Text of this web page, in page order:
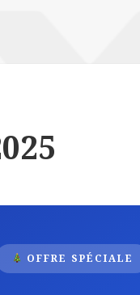
OFFRE SPÉCIALE